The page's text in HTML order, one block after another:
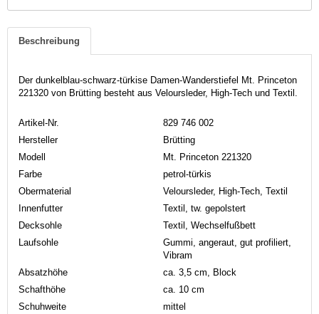
Beschreibung
Der dunkelblau-schwarz-türkise Damen-Wanderstiefel Mt. Princeton
221320 von Brütting besteht aus Veloursleder, High-Tech und Textil.
Artikel-Nr.
829 746 002
Hersteller
Brütting
Modell
Mt. Princeton 221320
Farbe
petrol-türkis
Obermaterial
Veloursleder, High-Tech, Textil
Innenfutter
Textil, tw. gepolstert
Decksohle
Textil, Wechselfußbett
Laufsohle
Gummi, angeraut, gut profiliert,
Vibram
Absatzhöhe
ca. 3,5 cm, Block
Schafthöhe
ca. 10 cm
Schuhweite
mittel